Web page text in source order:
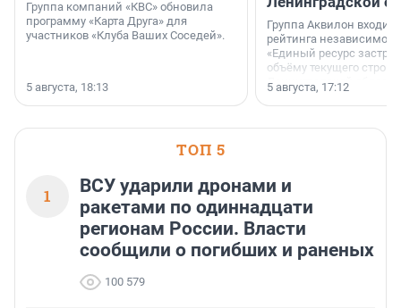
Группа компаний «КВС» обновила
программу «Карта Друга» для
участников «Клуба Ваших Соседей».
5 августа, 18:13
Группа Аквилон входит
рейтинга независимого
«Единый ресурс
объёму текущего
Ленинградской
время компания
185 429 кв. метров
5 августа, 17:12
ТОП 5
1
ВСУ ударили дронами и
ракетами по одиннадцати
регионам России. Власти
сообщили о погибших и раненых
100 579